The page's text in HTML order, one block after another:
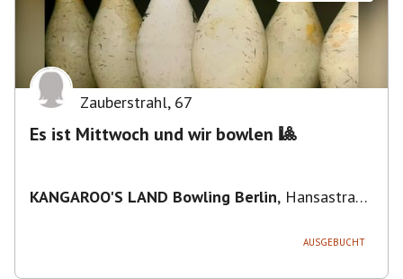
Zauberstrahl, 67
Es ist Mittwoch und wir bowlen 🎱
KANGAROO'S LAND Bowling Berlin, Hansastraße
AUSGEBUCHT